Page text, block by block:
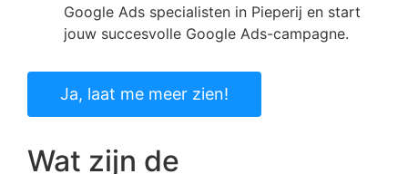
Google Ads specialisten in Pieperij en start
jouw succesvolle Google Ads-campagne.
Ja, laat me meer zien!
Wat zijn de